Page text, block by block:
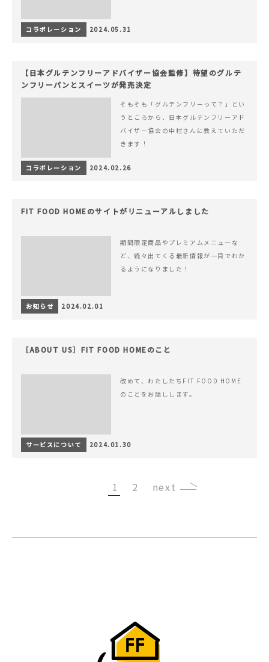
コラボレーション 2024.05.31
【日本グルテンフリーアドバイザー協会監修】待望のグルテ
ンフリーパンとスイーツが発売決定
そもそも「グルテンフリーって？」とい
うところから、日本グルテンフリーアド
バイザー協会の中村さんに教えていただ
きます！
コラボレーション 2024.02.26
FIT FOOD HOMEのサイトがリニューアルしました
期間限定商品やプレミアムメニューな
ど、続々出てくる最新情報が一目でわか
るようになりました！
お知らせ 2024.02.01
［ABOUT US］FIT FOOD HOMEのこと
改めて、わたしたちFIT FOOD HOME
のことをお話しします。
サービスについて 2024.01.30
1 2 ›